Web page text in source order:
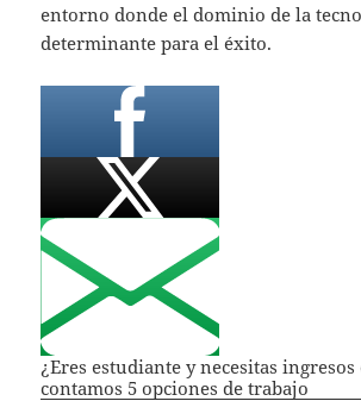
entorno donde el dominio de la
determinante para el éxito.
¿Eres estudiante y necesitas ingresos
contamos 5 opciones de trabajo